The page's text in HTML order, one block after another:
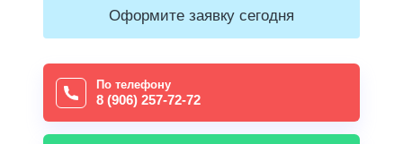
Оформите заявку сегодня
По телефону
8 (906) 257-72-72